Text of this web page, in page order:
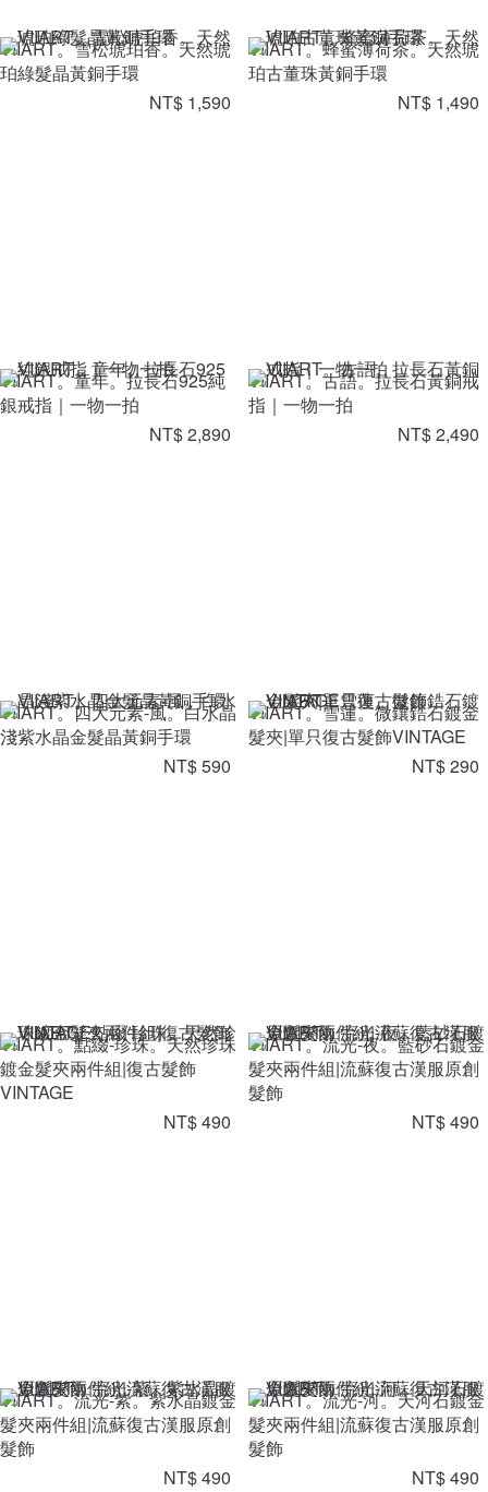
VIIART。雪松琥珀香。天然琥
珀綠髮晶黃銅手環
NT$ 1,590
VIIART。蜂蜜薄荷茶。天然琥
珀古董珠黃銅手環
NT$ 1,490
VIIART。童年。拉長石925純
銀戒指｜一物一拍
NT$ 2,890
VIIART。古語。拉長石黃銅戒
指｜一物一拍
NT$ 2,490
VIIART。四大元素-風。白水晶
淺紫水晶金髮晶黃銅手環
NT$ 590
VIIART。雪蓮。微鑲鋯石鍍金
髮夾|單只復古髮飾VINTAGE
NT$ 290
VIIART。點綴-珍珠。天然珍珠
鍍金髮夾兩件組|復古髮飾
VINTAGE
NT$ 490
VIIART。流光-夜。藍砂石鍍金
髮夾兩件組|流蘇復古漢服原創
髮飾
NT$ 490
VIIART。流光-紫。紫水晶鍍金
髮夾兩件組|流蘇復古漢服原創
髮飾
NT$ 490
VIIART。流光-河。天河石鍍金
髮夾兩件組|流蘇復古漢服原創
髮飾
NT$ 490